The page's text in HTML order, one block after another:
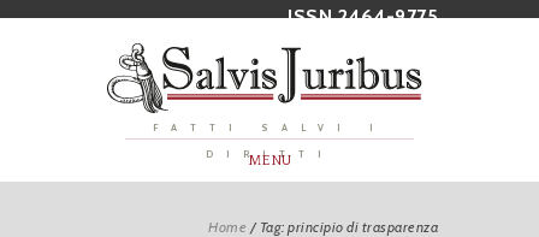
ISSN 2464-9775
FATTI SALVI I
DIRITTI
MENU
Home / Tag: principio di trasparenza